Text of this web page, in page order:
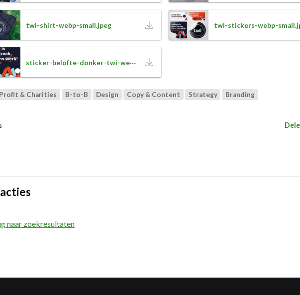
twi-shirt-webp-small.jpeg twi-stickers-webp-
sticker-belofte-donker-twi-webp-small.jpeg
& Charities B-to-B Design Copy & Content Strategy Branding
naar zoekresultaten